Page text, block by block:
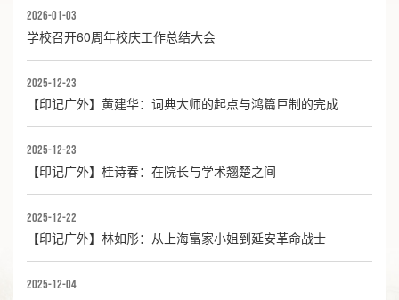
2026-01-03
学校召开60周年校庆工作总结大会
2025-12-23
【印记广外】黄建华：词典大师的起点与鸿篇巨制的完成
2025-12-23
【印记广外】桂诗春：在院长与学术翘楚之间
2025-12-22
【印记广外】林如彤：从上海富家小姐到延安革命战士
2025-12-04